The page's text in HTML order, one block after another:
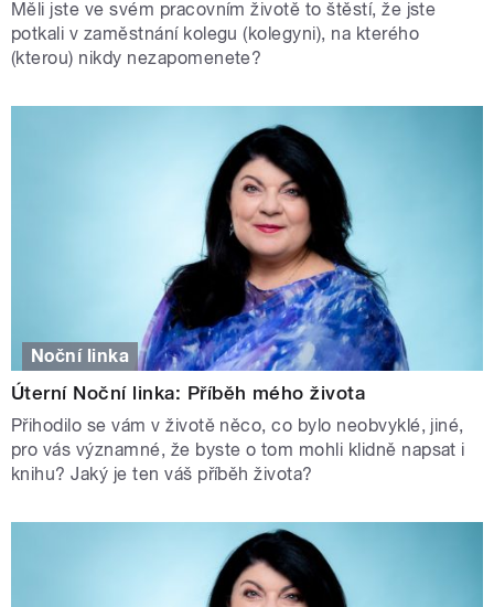
Měli jste ve svém pracovním životě to štěstí, že jste
potkali v zaměstnání kolegu (kolegyni), na kterého
(kterou) nikdy nezapomenete?
Noční linka
Úterní Noční linka: Příběh mého života
Přihodilo se vám v životě něco, co bylo neobvyklé, jiné,
pro vás významné, že byste o tom mohli klidně napsat i
knihu? Jaký je ten váš příběh života?